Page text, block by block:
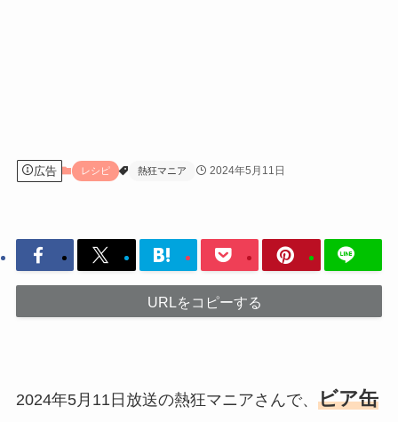
広告 レシピ 熱狂マニア 2024年5月11日
URLをコピーする
2024年5月11日放送の熱狂マニアさんで、 ビア缶